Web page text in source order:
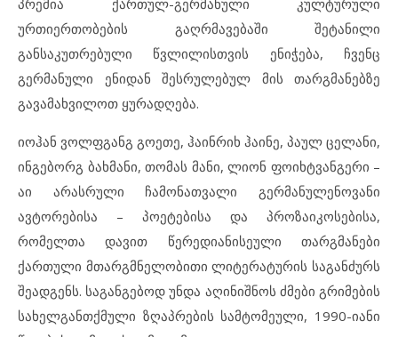
ურთიერთობების გაღრმავებაში შეტანილი
განსაკუთრებული წვლილისთვის ენიჭება, ჩვენც
გერმანული ენიდან შესრულებულ მის თარგმანებზე
გავამახვილოთ ყურადღება.
იოჰან ვოლფგანგ გოეთე, ჰაინრიხ ჰაინე, პაულ ცელანი,
ინგებორგ ბახმანი, თომას მანი, ლიონ ფოიხტვანგერი –
აი არასრული ჩამონათვალი გერმანულენოვანი
ავტორებისა – პოეტებისა და პროზაიკოსებისა,
რომელთა დავით წერედიანისეული თარგმანები
ქართული მთარგმნელობითი ლიტერატურის საგანძურს
შეადგენს. საგანგებოდ უნდა აღინიშნოს ძმები გრიმების
სახელგანთქმული ზღაპრების სამტომეული, 1990-იანი